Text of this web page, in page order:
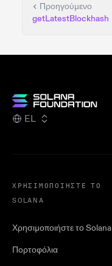
Προηγούμενο
getLatestBlockhash
EL
ΧΡΗΣΙΜΟΠΟΙΉΣΤΕ ΤΟ
SOLANA
Χρησιμοποιήστε το Solana
Πορτοφόλια